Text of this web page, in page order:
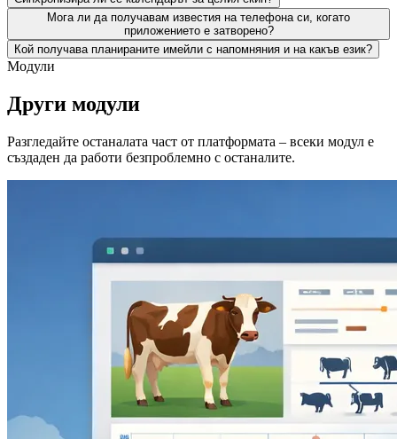
Мога ли да получавам известия на телефона си, когато
приложението е затворено?
Кой получава планираните имейли с напомняния и на какъв език?
Модули
Други модули
Разгледайте останалата част от платформата – всеки модул е
създаден да работи безпроблемно с останалите.